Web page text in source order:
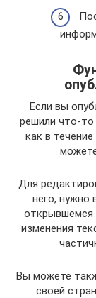
Если вы
решили что-то
как в
Для
него, нужно
открывшемся
изменения
Вы можете
своей